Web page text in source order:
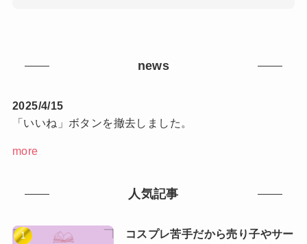
news
2025/4/15
「いいね」ボタンを撤去しました。
more
人気記事
コスプレ苦手だから売り子やサー